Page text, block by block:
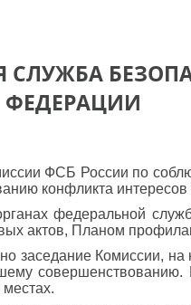
СЛУЖБА
ФСБ России по
конфликта интересов
федеральной
актов, Планом
заседание Комиссии,
совершенствованию.